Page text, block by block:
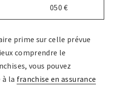
050 €
prime sur celle prévue
comprendre le
vous pouvez
la franchise en assurance